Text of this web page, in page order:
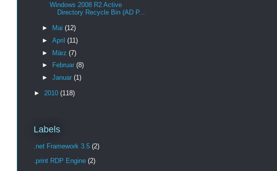
Windows 2008 R2 Active
Directory Recycle Bin (AD P...
► Mai (12)
► April (11)
► März (7)
►
Februar (8)
► Januar (1)
► 2010 (118)
Labels
.net Framework 3.5 (2)
.print RDP Engine (2)